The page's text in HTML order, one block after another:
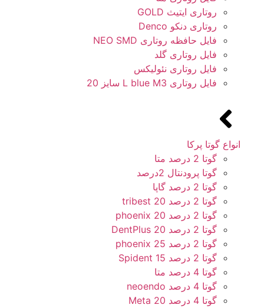
روتاری ایتیث GOLD
روتاری دنکو Denco
فایل حافظه روتاری NEO SMD
فایل روتاری گلد
فایل روتاری نئولیکس
فایل روتاری L blue M3 سایز 20
انواع گوتا پرکا
گوتا 2 درصد متا
گوتا پرودنتال 2درصد
گوتا 2 درصد گاپا
گوتا 2 درصد 20 tribest
گوتا 2 درصد 20 phoenix
گوتا 2 درصد 20 DentPlus
گوتا 2 درصد 25 phoenix
گوتا 2 درصد 15 Spident
گوتا 4 درصد متا
گوتا 4 درصد neoendo
گوتا 4 درصد 20 Meta